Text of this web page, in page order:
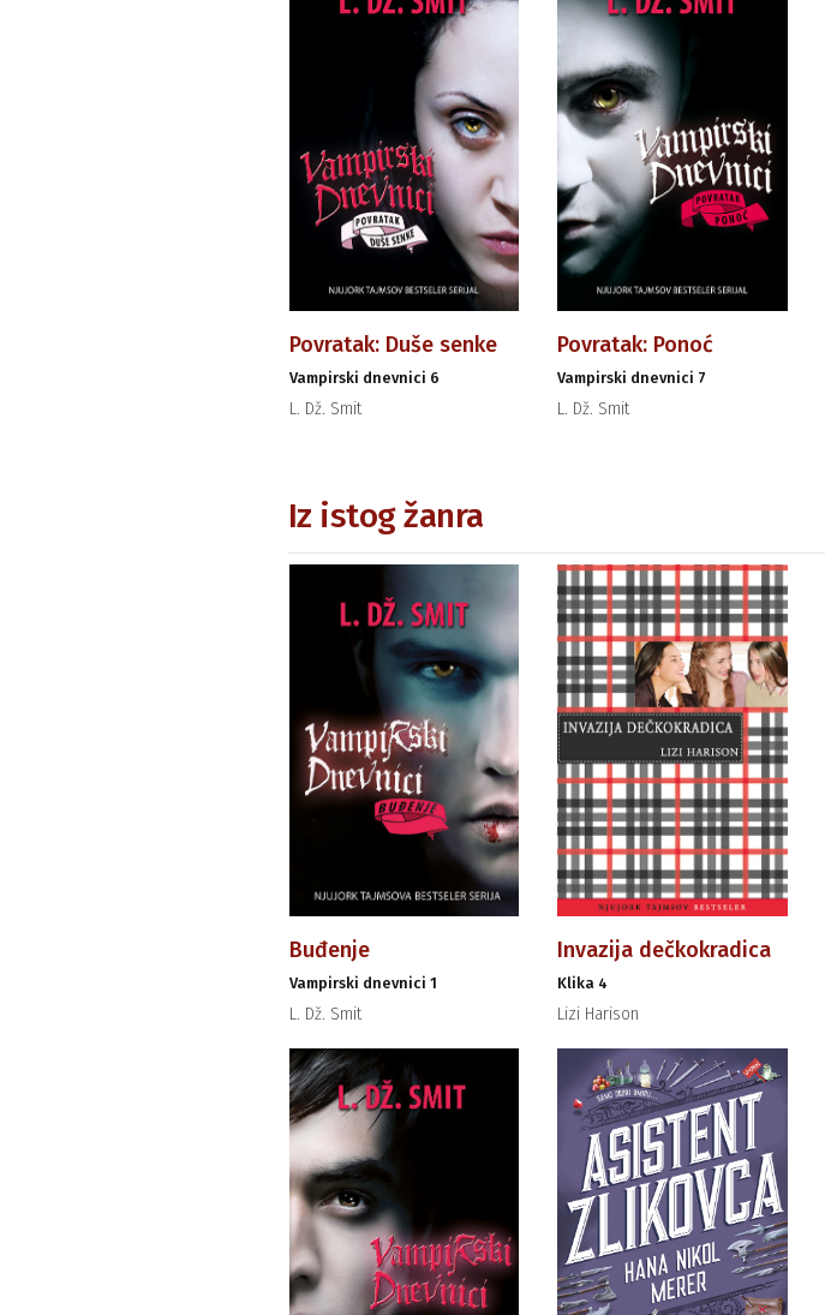
Povratak: Duše senke
Vampirski dnevnici 6
L. Dž. Smit
Povratak: Ponoć
Vampirski dnevnici 7
L. Dž. Smit
Iz istog žanra
Buđenje
Vampirski dnevnici 1
L. Dž. Smit
Invazija dečkokradica
Klika 4
Lizi Harison